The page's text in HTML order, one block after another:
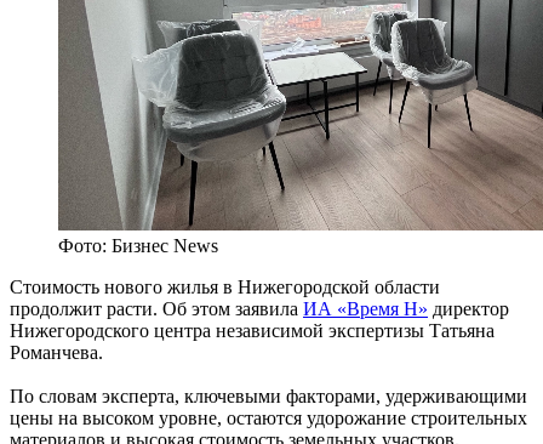
Фото: Бизнес News
Стоимость нового жилья в Нижегородской области
продолжит расти. Об этом заявила ИА «Время Н» директор
Нижегородского центра независимой экспертизы Татьяна
Романчева.
По словам эксперта, ключевыми факторами, удерживающими
цены на высоком уровне, остаются удорожание строительных
материалов и высокая стоимость земельных участков,